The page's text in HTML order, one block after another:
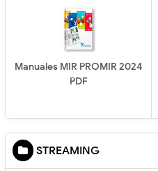
Manuales MIR PROMIR 2024
PDF
STREAMING